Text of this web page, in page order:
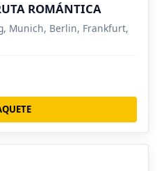
ROMÁNTICA
Munich, Berlin, Frankfurt,